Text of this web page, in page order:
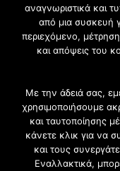
Εγγραφή στο
Γίνετε μέλος της
για αρχιτέκτονες,
αναγνωριστικά και
από μια συσκευή
περιεχόμενο,
και απόψεις του
Με την άδειά σας,
χρησιμοποιήσουμε
και ταυτοποίησης
κάνετε κλικ για να
και τους
Εναλλακτικά,